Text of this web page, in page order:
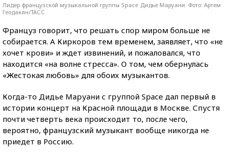
Лидер французской музыкальной группы Space Дидье Маруани. Фото: Артем
Геодакян/ТАСС
Француз говорит, что решать спор миром больше не
собирается. А Киркоров тем временем, заявляет, что «не
хочет крови» и ждет извинений, и пожаловался, что
находится «на волне стресса». О том, чем обернулась
«Жестокая любовь» для обоих музыкантов.
Когда-то Дидье Маруани с группой Space дал первый в
истории концерт на Красной площади в Москве. Спустя
почти четверть века происходит то, после чего,
вероятно, французский музыкант вообще никогда не
приедет в Россию.